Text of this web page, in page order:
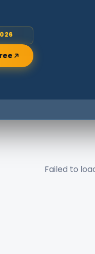
Failed to